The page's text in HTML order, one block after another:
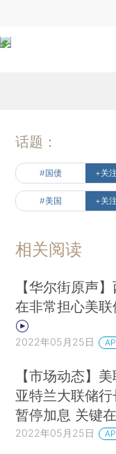
话题：
#国债 +关注
#美国 +关注
相关阅读
【华尔街原声
在非常担心美
2022年05月25日
【市场动态】
亚特兰大联储
暂停加息 关键
2022年05月25日